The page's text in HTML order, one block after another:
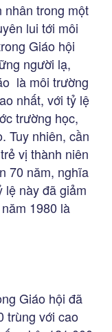
nhân trong một
lui tới môi
Giáo hội
người lạ,
là môi trường
nhất, với tỷ lệ
trường học,
Tuy nhiên, cần
vị thành niên
70 năm, nghĩa
lệ này đã giảm
1980 là
Giáo hội đã
trùng với cao